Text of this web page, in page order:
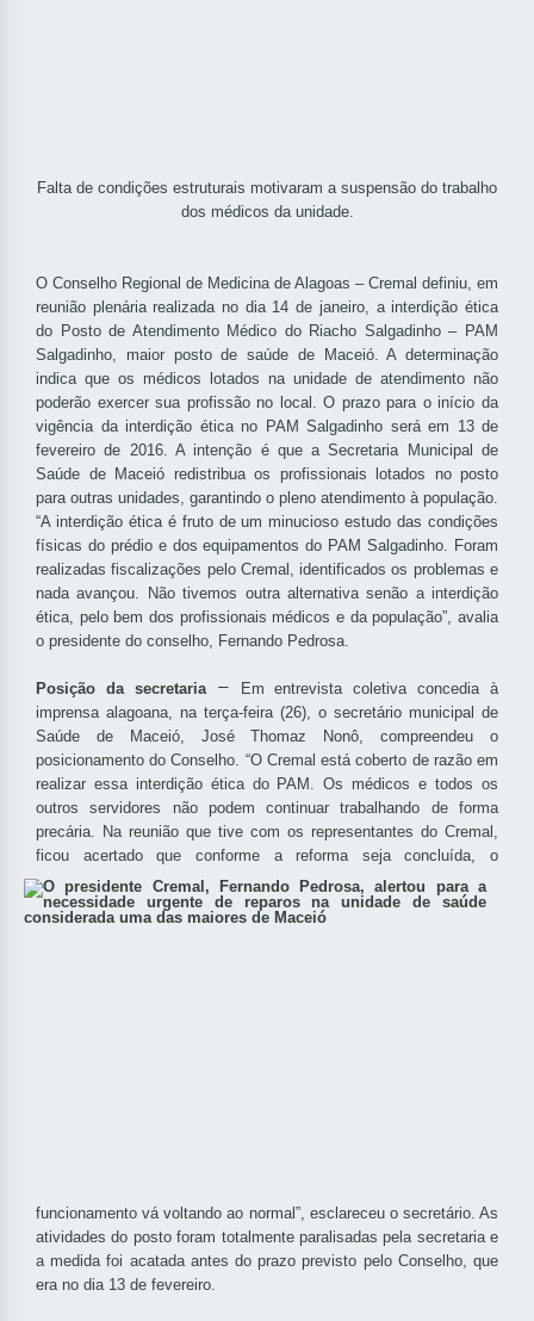
Falta de condições estruturais motivaram a suspensão do trabalho
dos médicos da unidade.
O Conselho Regional de Medicina de Alagoas – Cremal definiu, em
reunião plenária realizada no dia 14 de janeiro, a interdição ética
do Posto de Atendimento Médico do Riacho Salgadinho – PAM
Salgadinho, maior posto de saúde de Maceió. A determinação
indica que os médicos lotados na unidade de atendimento não
poderão exercer sua profissão no local. O prazo para o início da
vigência da interdição ética no PAM Salgadinho será em 13 de
fevereiro de 2016. A intenção é que a Secretaria Municipal de
Saúde de Maceió redistribua os profissionais lotados no posto
para outras unidades, garantindo o pleno atendimento à população.
“A interdição ética é fruto de um minucioso estudo das condições
físicas do prédio e dos equipamentos do PAM Salgadinho. Foram
realizadas fiscalizações pelo Cremal, identificados os problemas e
nada avançou. Não tivemos outra alternativa senão a interdição
ética, pelo bem dos profissionais médicos e da população”, avalia
o presidente do conselho, Fernando Pedrosa.
Posição da secretaria–
Em entrevista coletiva concedia à
imprensa alagoana, na terça-feira (26), o secretário municipal de
Saúde de Maceió, José Thomaz Nonô, compreendeu o
posicionamento do Conselho. “O Cremal está coberto de razão em
realizar essa interdição ética do PAM. Os médicos e todos os
outros servidores não podem continuar trabalhando de forma
precária. Na reunião que tive com os representantes do Cremal,
ficou acertado que conforme a reforma seja concluída, o
funcionamento vá voltando ao normal”, esclareceu o secretário. As
atividades do posto foram totalmente paralisadas pela secretaria e
a medida foi acatada antes do prazo previsto pelo Conselho, que
era no dia 13 de fevereiro.